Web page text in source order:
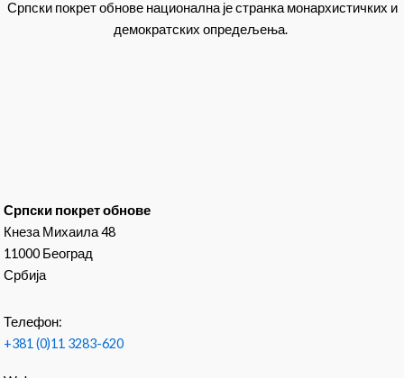
Српски покрет обнове национална је странка монархистичких и
демократских опредељења.
Српски покрет обнове
Кнеза Михаила 48
11000 Београд
Србија
Телефон:
+381 (0)11 3283-620